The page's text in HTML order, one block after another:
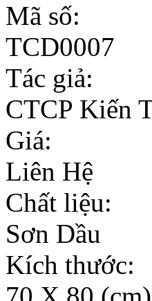
Mã số:
TCD0007
Tác giả:
CTCP Kiến
Giá:
Liên Hệ
Chất liệu:
Sơn Dầu
Kích thước: